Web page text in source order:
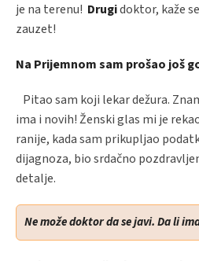
je na terenu! Drugidoktor, kaže
zauzet!
Na Prijemnom sam prošao još
Pitao sam koji lekar dežura.
ima i novih! Ženski glas mi je
ranije, kada sam prikupljao
dijagnoza, bio srdačno
detalje.
Ne može doktor da se javi. Da li